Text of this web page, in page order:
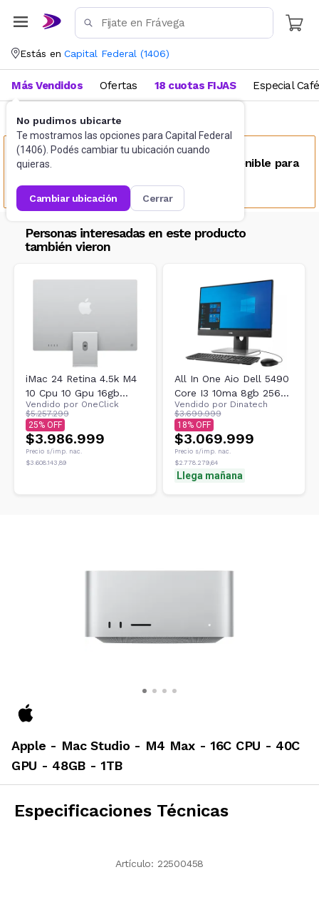
Estás en Capital Federal (1406)
No pudimos ubicarte
Te mostramos las opciones para Capital Federal
(1406). Podés cambiar tu ubicación cuando
quieras.
cambiar ubicación cerrar
Más Vendidos Ofertas 18 cuotas FIJAS Especial Café
Informática All In One y PC Escritorio
Este producto no se encuentra disponible para
Personas interesadas en este producto
también vieron
iMac 24 Retina 4.5k M4
10 Cpu 10 Gpu 16gb
256gb Ssd - Plata
Vendido por OneClick
$5.257.299
25
$3.986.999
Precio s/imp. nac.
$3.608.143,89
All In One Aio Dell 5490
Core I3 10ma 8gb 256gb
Gtx 1650 W10
Vendido por Dinatech
$3.699.999
18
$3.069.999
Precio s/imp. nac.
$2.778.279,64
Llega mañana
Apple - Mac Studio - M4 Max - 16C CPU - 40C
GPU - 48GB - 1TB
Especificaciones Técnicas
Artículo: 22500458